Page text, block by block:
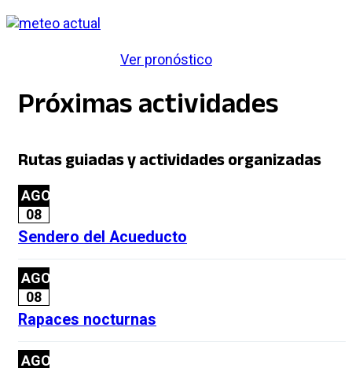
Ver pronóstico
Próximas actividades
Rutas guiadas y actividades organizadas
AGO
08
Sendero del Acueducto
AGO
08
Rapaces nocturnas
AGO